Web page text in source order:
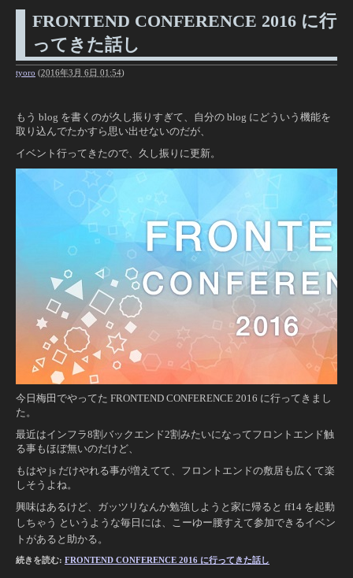
FRONTEND CONFERENCE 2016 に行
ってきた話し
tyoro (2016年3月 6日 01:54)
もう blog を書くのが久し振りすぎて、自分の blog にどういう機能を
取り込んでたかすら思い出せないのだが、
イベント行ってきたので、久し振りに更新。
今日梅田でやってた FRONTEND CONFERENCE 2016 に行ってきまし
た。
最近はインフラ8割バックエンド2割みたいになってフロントエンド触
る事もほぼ無いのだけど、
もはや js だけやれる事が増えてて、フロントエンドの敷居も広くて楽
しそうよね。
興味はあるけど、ガッツリなんか勉強しようと家に帰ると ff14 を起動
しちゃう というような毎日には、
こーゆー腰すえて参加できるイベン
トがあると助かる。
続きを読む: FRONTEND CONFERENCE 2016 に行ってきた話し